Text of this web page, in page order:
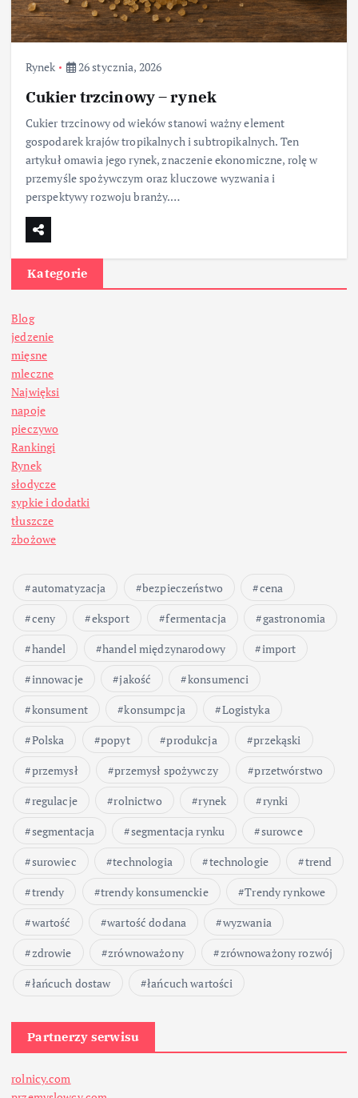
Rynek 26 stycznia, 2026
Cukier trzcinowy – rynek
Cukier trzcinowy od wieków stanowi ważny element
gospodarek krajów tropikalnych i subtropikalnych. Ten
artykuł omawia jego rynek, znaczenie ekonomiczne, rolę w
przemyśle spożywczym oraz kluczowe wyzwania i
perspektywy rozwoju branży.…
Kategorie
Blog
jedzenie
mięsne
mleczne
Najwięksi
napoje
pieczywo
Rankingi
Rynek
słodycze
sypkie i dodatki
tłuszcze
zbożowe
automatyzacja bezpieczeństwo
cena
ceny
eksport fermentacja
gastronomia
handel
handel międzynarodowy
import
innowacje
jakość
konsumenci
konsument
konsumpcja
Logistyka
Polska
popyt produkcja
przekąski
przemysł
przemysł spożywczy
przetwórstwo
regulacje
rolnictwo rynek
rynki
segmentacja
segmentacja rynku
surowce
surowiec
technologia technologie
trend
trendy
trendy konsumenckie
Trendy rynkowe
wartość
wartość dodana
wyzwania
zdrowie
zrównoważony
zrównoważony rozwój
łańcuch dostaw
łańcuch wartości
Partnerzy serwisu
rolnicy.com